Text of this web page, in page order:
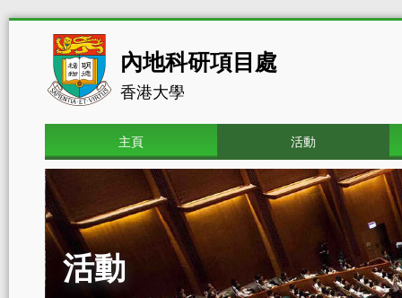
內地科研項目處
香港大學
主頁 活動
活動